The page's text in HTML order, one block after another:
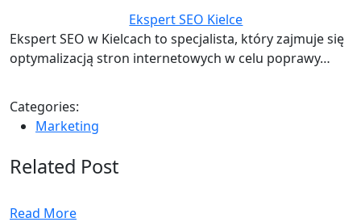
Ekspert SEO Kielce
Ekspert SEO w Kielcach to specjalista, który zajmuje się
optymalizacją stron internetowych w celu poprawy…
Categories:
Marketing
Related Post
Read More